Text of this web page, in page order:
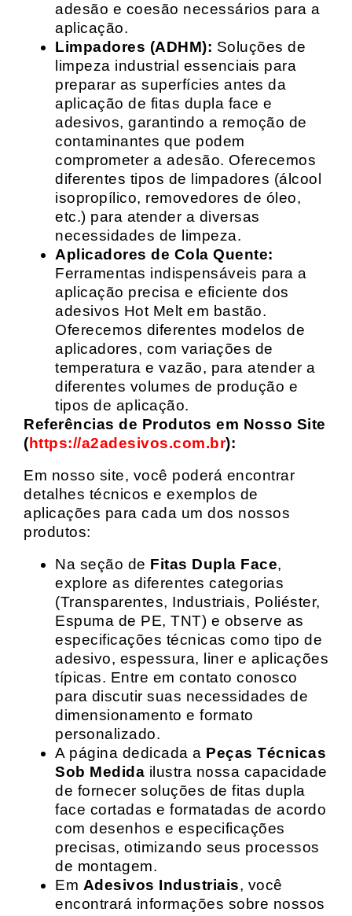
adesão e coesão necessários para a
aplicação.
Limpadores (ADHM): Soluções de
limpeza industrial essenciais para
preparar as superfícies antes da
aplicação de fitas dupla face e
adesivos, garantindo a remoção de
contaminantes que podem
comprometer a adesão. Oferecemos
diferentes tipos de limpadores (álcool
isopropílico, removedores de óleo,
etc.) para atender a diversas
necessidades de limpeza.
Aplicadores de Cola Quente:
Ferramentas indispensáveis para a
aplicação precisa e eficiente dos
adesivos Hot Melt em bastão.
Oferecemos diferentes modelos de
aplicadores, com variações de
temperatura e vazão, para atender a
diferentes volumes de produção e
tipos de aplicação.
Referências de Produtos em Nosso Site
(https://a2adesivos.com.br):
Em nosso site, você poderá encontrar
detalhes técnicos e exemplos de
aplicações para cada um dos nossos
produtos:
Na seção de Fitas Dupla Face,
explore as diferentes categorias
(Transparentes, Industriais, Poliéster,
Espuma de PE, TNT) e observe as
especificações técnicas como tipo de
adesivo, espessura, liner e aplicações
típicas. Entre em contato conosco
para discutir suas necessidades de
dimensionamento e formato
personalizado.
A página dedicada a Peças Técnicas
Sob Medida ilustra nossa capacidade
de fornecer soluções de fitas dupla
face cortadas e formatadas de acordo
com desenhos e especificações
precisas, otimizando seus processos
de montagem.
Em Adesivos Industriais, você
encontrará informações sobre nossos